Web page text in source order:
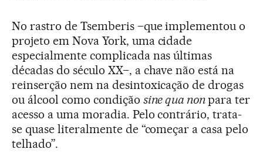
No rastro de Tsemberis –que implementou o
projeto em Nova York, uma cidade
especialmente complicada nas últimas
décadas do século XX–, a chave não está na
reinserção nem na desintoxicação de drogas
ou álcool como condição sine qua nonpara ter
acesso a uma moradia. Pelo contrário, trata-
se quase literalmente de “começar a casa pelo
telhado”.